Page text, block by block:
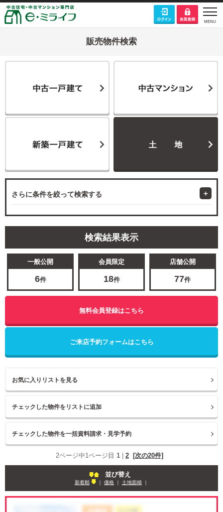
販売物件検索
さらに条件を絞って検索する
検索結果表示
一般公開
6件
会員限定
18件
店舗公開
77件
無料会員登録はこちら
ご来店予約フォームはこちら
お気に入りリストを見る
2ページ中1ページ目 1 | 2 [次の20件]
並び替え
新着順 ｜ 価格 ｜ 土地面積 ｜